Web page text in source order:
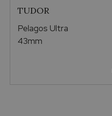
TUDOR
Pelagos Ultra
43mm